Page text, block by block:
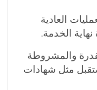
العادية
الخدمة.
والمشروطة
مثل شهادات